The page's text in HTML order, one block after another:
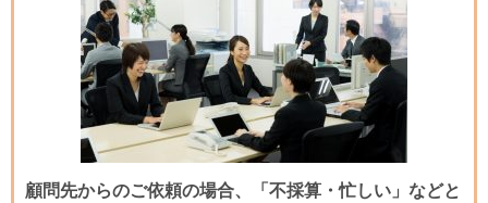
顧問先からのご依頼の場合、「不採算・忙しい」などと